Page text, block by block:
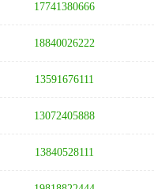
17741380666
18840026222
13591676111
13072405888
13840528111